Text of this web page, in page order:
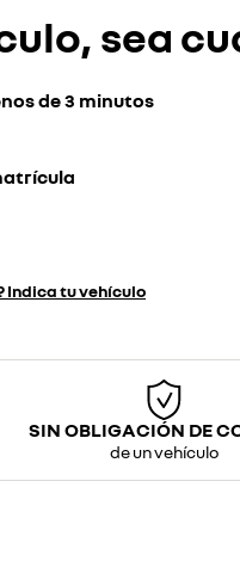
sea
de 3 minutos
Indica tu vehículo
SIN OBLIGACIÓN DE
de un vehículo